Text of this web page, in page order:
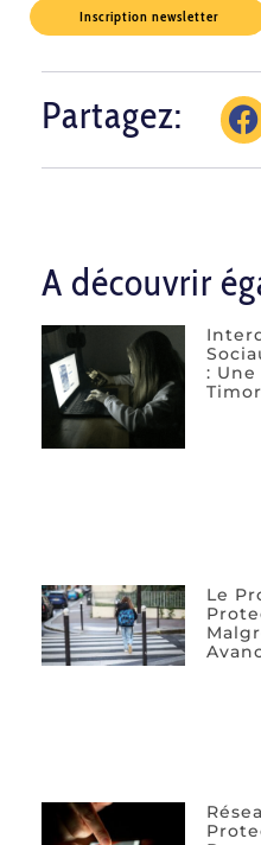
Inscription newsletter
Partagez:
A découvrir
:
Le